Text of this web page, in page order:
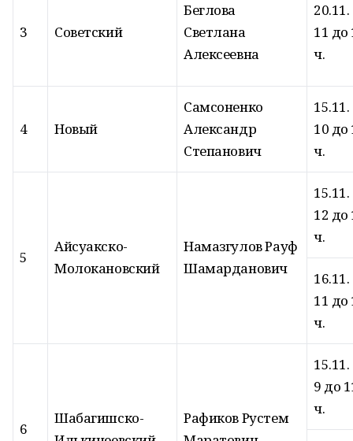
3 Советский
Беглова
Светлана
Алексеевна
20.11.
11 до
ч.
4 Новый
Самсоненко
Александр
Степанович
15.11.
10 до
ч.
5
Айсуакско-
Молокановский
Намазгулов Рауф
Шамарданович
15.11.
12 до
ч.
16.11.
11 до
ч.
6
Шабагишско-
Рафиков Рустем
15.11.
9 до
ч.